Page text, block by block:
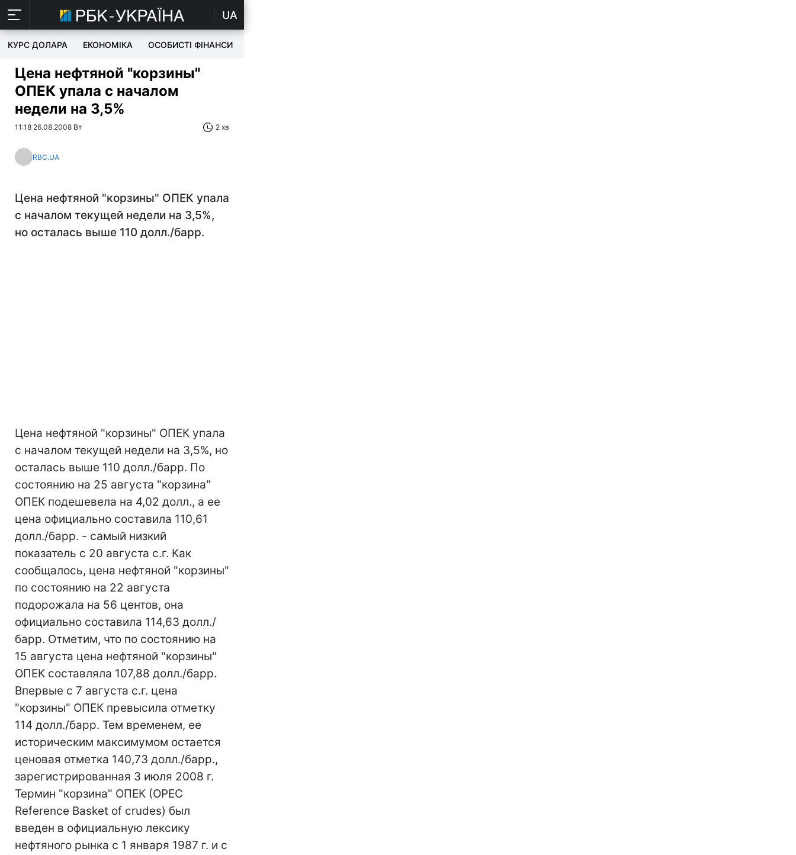
UA
КУРС ДОЛАРА ЕКОНОМІКА ОСОБИСТІ ФІНАНСИ
Цена нефтяной "корзины"
ОПЕК упала с началом
недели на 3,5%
11:18 26.08.2008 Вт 2 хв
RBC.UA
Цена нефтяной "корзины" ОПЕК упала
с началом текущей недели на 3,5%,
но осталась выше 110 долл./барр.
Цена нефтяной "корзины" ОПЕК упала
с началом текущей недели на 3,5%, но
осталась выше 110 долл./барр. По
состоянию на 25 августа "корзина"
ОПЕК подешевела на 4,02 долл., а ее
цена официально составила 110,61
долл./барр. - самый низкий
показатель с 20 августа с.г. Как
сообщалось, цена нефтяной "корзины"
по состоянию на 22 августа
подорожала на 56 центов, она
официально составила 114,63 долл./
барр. Отметим, что по состоянию на
15 августа цена нефтяной "корзины"
ОПЕК составляла 107,88 долл./барр.
Впервые с 7 августа с.г. цена
"корзины" ОПЕК превысила отметку
114 долл./барр. Тем временем, ее
историческим максимумом остается
ценовая отметка 140,73 долл./барр.,
зарегистрированная 3 июля 2008 г.
Термин "корзина" ОПЕК (OPEC
Reference Basket of crudes) был
введен в официальную лексику
нефтяного рынка с 1 января 1987 г. и с